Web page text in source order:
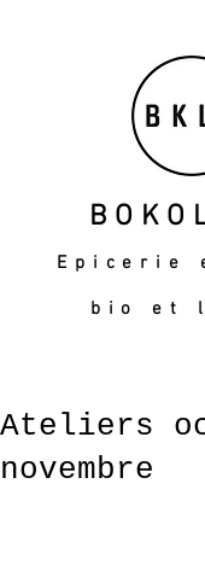
Epicerie
bio et
Ateliers
novembre